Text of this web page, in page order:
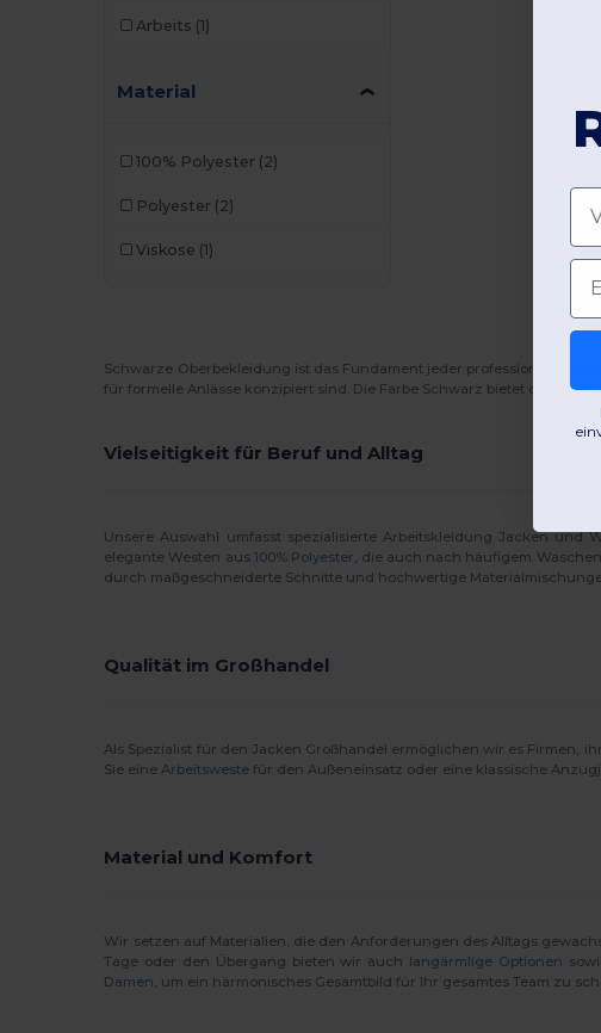
Arbeits (1)
Material
100% Polyester (2)
Polyester (2)
Viskose (1)
Schwarze Oberbekleidung ist das Fundament jeder professionellen
für formelle Anlässe konzipiert sind. Die Farbe Schwarz bietet dabei
Vielseitigkeit für Beruf und Alltag
Unsere Auswahl umfasst spezialisierte Arbeitskleidung Jacken und
elegante Westen aus 100% Polyester, die auch nach häufigem
durch maßgeschneiderte Schnitte und hochwertige
Qualität im Großhandel
Als Spezialist für den Jacken Großhandel ermöglichen wir es Firmen,
Sie eineArbeitsweste für den Außeneinsatz oder eine klassische
Material und Komfort
Wir setzen auf Materialien, die den Anforderungen des Alltags
Tage oder den Übergang bieten wir auch langärmlige Optionen
Damen, um ein harmonisches Gesamtbild für Ihr gesamtes Team zu
E-